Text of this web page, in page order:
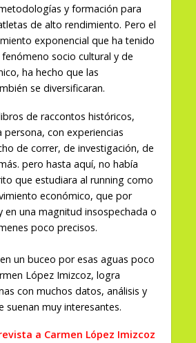
y formación para
de alto rendimiento. Pero el
exponencial que ha tenido
socio cultural y de
ha hecho que las
se diversificaran.
de raccontos históricos,
con experiencias
de correr, de investigación, de
pero hasta aquí, no había
que estudiara al running como
económico, que por
en una magnitud insospechada o
poco precisos.
un buceo por esas aguas poco
López Imizcoz, logra
con muchos datos, análisis y
suenan muy interesantes.
a Carmen López Imizcoz